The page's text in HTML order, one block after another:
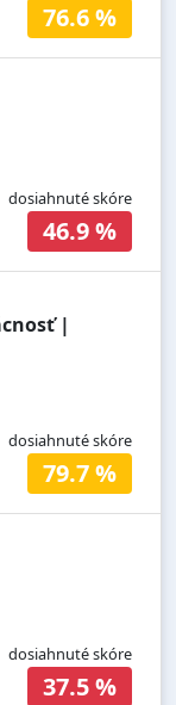
76.6 %
dosiahnuté skóre
46.9 %
|
dosiahnuté skóre
79.7 %
dosiahnuté skóre
37.5 %